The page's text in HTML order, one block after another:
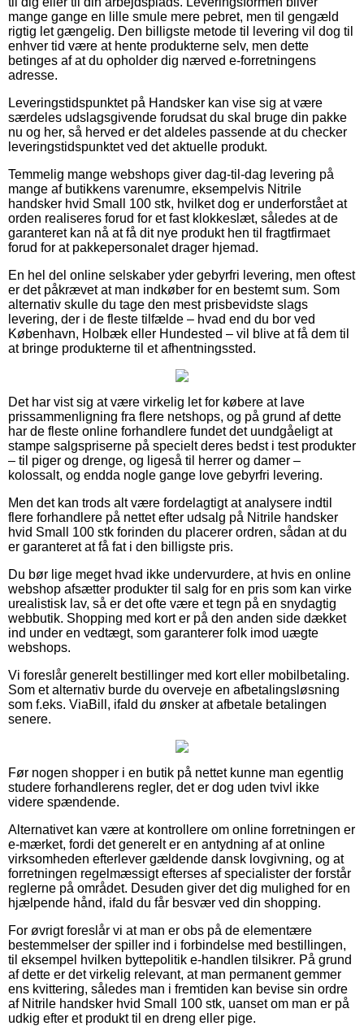
mange gange en lille smule mere pebret, men til gengæld
rigtig let gængelig. Den billigste metode til levering vil dog til
enhver tid være at hente produkterne selv, men dette
betinges af at du opholder dig nærved e-forretningens
adresse.
Leveringstidspunktet på Handsker kan vise sig at være
særdeles udslagsgivende forudsat du skal bruge din pakke
nu og her, så herved er det aldeles passende at du checker
leveringstidspunktet ved det aktuelle produkt.
Temmelig mange webshops giver dag-til-dag levering på
mange af butikkens varenumre, eksempelvis Nitrile
handsker hvid Small 100 stk, hvilket dog er underforstået at
orden realiseres forud for et fast klokkeslæt, således at de
garanteret kan nå at få dit nye produkt hen til fragtfirmaet
forud for at pakkepersonalet drager hjemad.
En hel del online selskaber yder gebyrfri levering, men oftest
er det påkrævet at man indkøber for en bestemt sum. Som
alternativ skulle du tage den mest prisbevidste slags
levering, der i de fleste tilfælde – hvad end du bor ved
København, Holbæk eller Hundested – vil blive at få dem til
at bringe produkterne til et afhentningssted.
Det har vist sig at være virkelig let for købere at lave
prissammenligning fra flere netshops, og på grund af dette
har de fleste online forhandlere fundet det uundgåeligt at
stampe salgspriserne på specielt deres bedst i test produkter
– til piger og drenge, og ligeså til herrer og damer –
kolossalt, og endda nogle gange love gebyrfri levering.
Men det kan trods alt være fordelagtigt at analysere indtil
flere forhandlere på nettet efter udsalg på Nitrile handsker
hvid Small 100 stk forinden du placerer ordren, sådan at du
er garanteret at få fat i den billigste pris.
Du bør lige meget hvad ikke undervurdere, at hvis en online
webshop afsætter produkter til salg for en pris som kan virke
urealistisk lav, så er det ofte være et tegn på en snydagtig
webbutik. Shopping med kort er på den anden side dækket
ind under en vedtægt, som garanterer folk imod uægte
webshops.
Vi foreslår generelt bestillinger med kort eller mobilbetaling.
Som et alternativ burde du overveje en afbetalingsløsning
som f.eks. ViaBill, ifald du ønsker at afbetale betalingen
senere.
Før nogen shopper i en butik på nettet kunne man egentlig
studere forhandlerens regler, det er dog uden tvivl ikke
videre spændende.
Alternativet kan være at kontrollere om online forretningen er
e-mærket, fordi det generelt er en antydning af at online
virksomheden efterlever gældende dansk lovgivning, og at
forretningen regelmæssigt efterses af specialister der forstår
reglerne på området. Desuden giver det dig mulighed for en
hjælpende hånd, ifald du får besvær ved din shopping.
For øvrigt foreslår vi at man er obs på de elementære
bestemmelser der spiller ind i forbindelse med bestillingen,
til eksempel hvilken byttepolitik e-handlen tilsikrer. På grund
af dette er det virkelig relevant, at man permanent gemmer
ens kvittering, således man i fremtiden kan bevise sin ordre
af Nitrile handsker hvid Small 100 stk, uanset om man er på
udkig efter et produkt til en dreng eller pige.